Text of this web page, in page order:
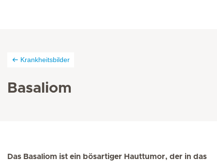
Krankheitsbilder
Basaliom
Das Basaliom ist ein bösartiger Hauttumor, der in das